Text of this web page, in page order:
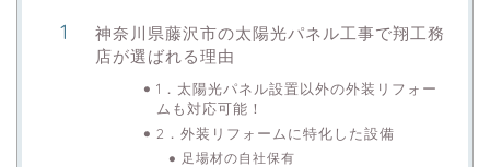
神奈川県藤沢市の太陽光パネル工事で翔工務
店が選ばれる理由
1．太陽光パネル設置以外の外装リフォー
ムも対応可能！
2．外装リフォームに特化した設備
足場材の自社保有